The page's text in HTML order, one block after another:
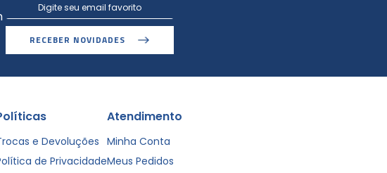
RECEBER NOVIDADES
e Devoluções
de Privacidade
Atendimento
Minha Conta
Meus Pedidos